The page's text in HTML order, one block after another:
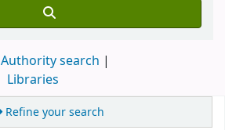
Authority search
Libraries
Refine your search